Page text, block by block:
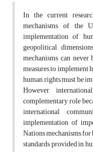
In the current
mechanisms of the
implementation of
geopolitical
mechanisms can
measures to implement
human rights must be
However,
complementary role
international
implementation of
Nations mechanisms
standards provided in